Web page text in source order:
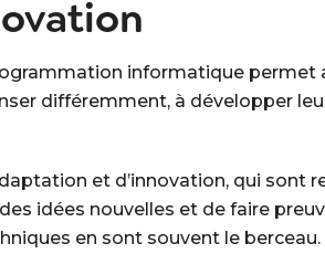
informatique permet
différemment, à développer
et d’innovation, qui sont
idées nouvelles et de faire
en sont souvent le berceau.